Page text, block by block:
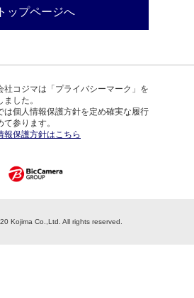
トップページへ
社コジマは「プライバシーマーク」を
ました。
は個人情報保護方針を定め確実な履行
て参ります。
報保護方針はこちら
Kojima Co.,Ltd. All rights reserved.